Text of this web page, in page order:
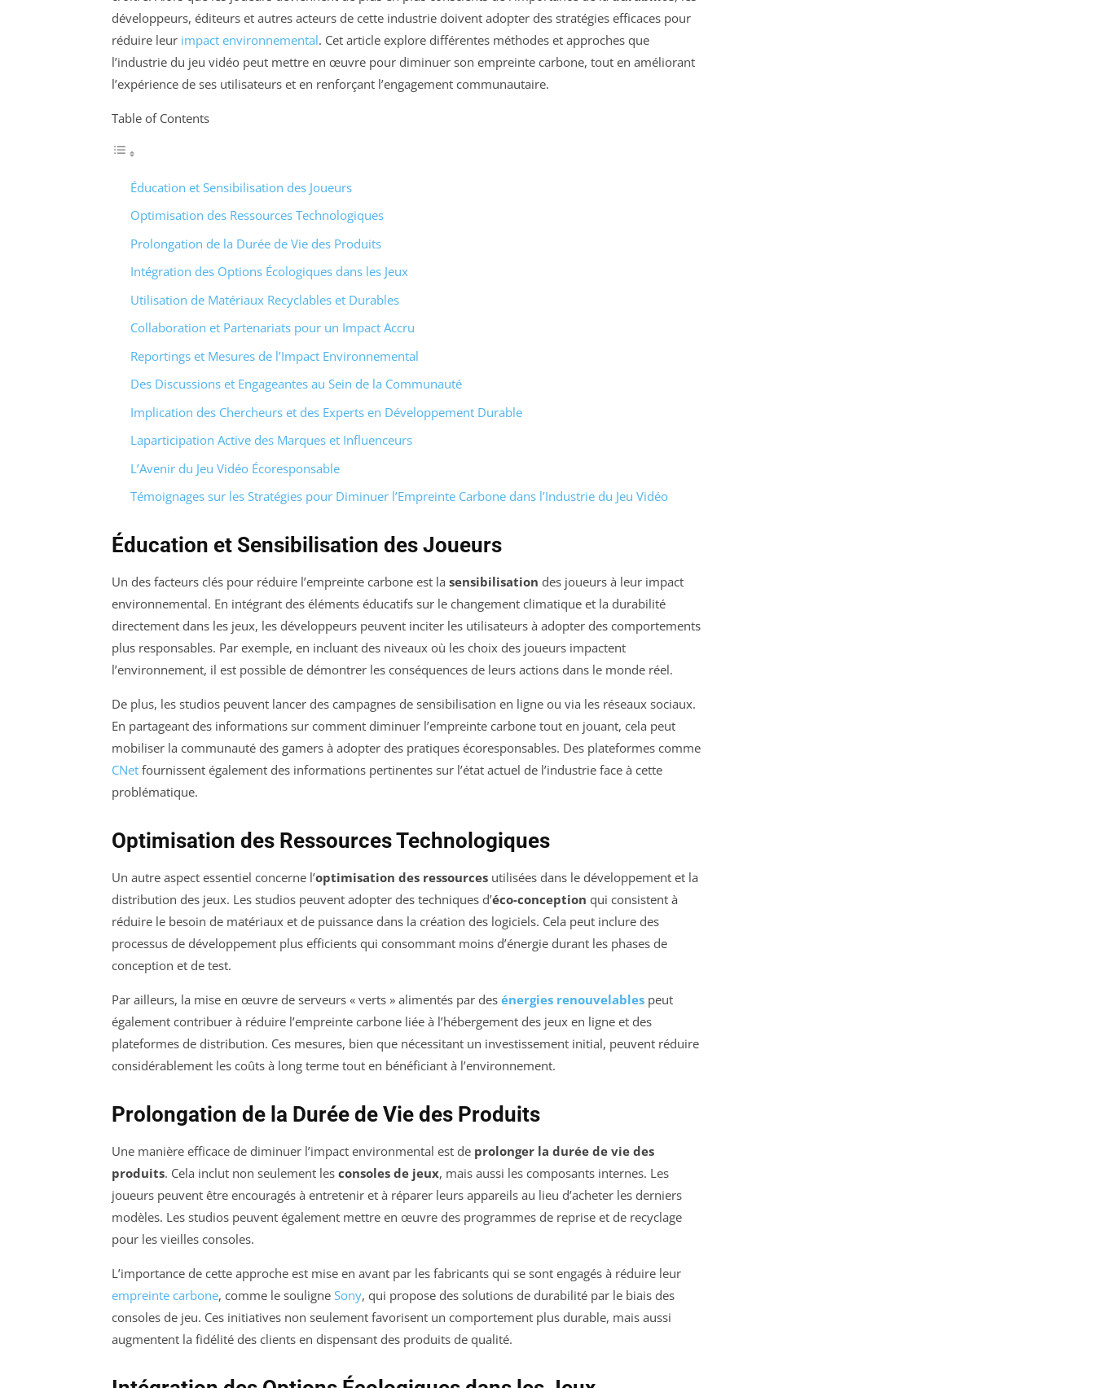
développeurs, éditeurs et autres acteurs de cette industrie doivent adopter des stratégies efficaces pour
réduire leur impact environnemental. Cet article explore différentes méthodes et approches que
l’industrie du jeu vidéo peut mettre en œuvre pour diminuer son empreinte carbone, tout en améliorant
l’expérience de ses utilisateurs et en renforçant l’engagement communautaire.
Table of Contents
Éducation et Sensibilisation des Joueurs
Optimisation des Ressources Technologiques
Prolongation de la Durée de Vie des Produits
Intégration des Options Écologiques dans les Jeux
Utilisation de Matériaux Recyclables et Durables
Collaboration et Partenariats pour un Impact Accru
Reportings et Mesures de l’Impact Environnemental
Des Discussions et Engageantes au Sein de la Communauté
Implication des Chercheurs et des Experts en Développement Durable
Laparticipation Active des Marques et Influenceurs
L’Avenir du Jeu Vidéo Écoresponsable
Témoignages sur les Stratégies pour Diminuer l’Empreinte Carbone dans l’Industrie du Jeu Vidéo
Éducation et Sensibilisation des Joueurs
Un des facteurs clés pour réduire l’empreinte carbone est la sensibilisation des joueurs à leur impact
environnemental. En intégrant des éléments éducatifs sur le changement climatique et la durabilité
directement dans les jeux, les développeurs peuvent inciter les utilisateurs à adopter des comportements
plus responsables. Par exemple, en incluant des niveaux où les choix des joueurs impactent
l’environnement, il est possible de démontrer les conséquences de leurs actions dans le monde réel.
De plus, les studios peuvent lancer des campagnes de sensibilisation en ligne ou via les réseaux sociaux.
En partageant des informations sur comment diminuer l’empreinte carbone tout en jouant, cela peut
mobiliser la communauté des gamers à adopter des pratiques écoresponsables. Des plateformes comme
CNet fournissent également des informations pertinentes sur l’état actuel de l’industrie face à cette
problématique.
Optimisation des Ressources Technologiques
Un autre aspect essentiel concerne l’optimisation des ressources utilisées dans le développement et la
distribution des jeux. Les studios peuvent adopter des techniques d’éco-conception qui consistent à
réduire le besoin de matériaux et de puissance dans la création des logiciels. Cela peut inclure des
processus de développement plus efficients qui consommant moins d’énergie durant les phases de
conception et de test.
Par ailleurs, la mise en œuvre de serveurs « verts » alimentés par des énergies renouvelables peut
également contribuer à réduire l’empreinte carbone liée à l’hébergement des jeux en ligne et des
plateformes de distribution. Ces mesures, bien que nécessitant un investissement initial, peuvent réduire
considérablement les coûts à long terme tout en bénéficiant à l’environnement.
Prolongation de la Durée de Vie des Produits
Une manière efficace de diminuer l’impact environmental est de prolonger la durée de vie des
produits. Cela inclut non seulement les consoles de jeux, mais aussi les composants internes. Les
joueurs peuvent être encouragés à entretenir et à réparer leurs appareils au lieu d’acheter les derniers
modèles. Les studios peuvent également mettre en œuvre des programmes de reprise et de recyclage
pour les vieilles consoles.
L’importance de cette approche est mise en avant par les fabricants qui se sont engagés à réduire leur
empreinte carbone, comme le souligne Sony, qui propose des solutions de durabilité par le biais des
consoles de jeu. Ces initiatives non seulement favorisent un comportement plus durable, mais aussi
augmentent la fidélité des clients en dispensant des produits de qualité.